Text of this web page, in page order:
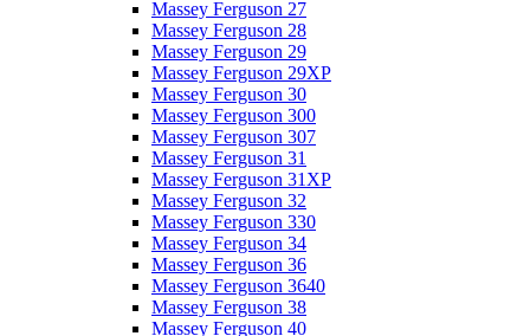
Massey Ferguson 27
Massey Ferguson 28
Massey Ferguson 29
Massey Ferguson 29XP
Massey Ferguson 30
Massey Ferguson 300
Massey Ferguson 307
Massey Ferguson 31
Massey Ferguson 31XP
Massey Ferguson 32
Massey Ferguson 330
Massey Ferguson 34
Massey Ferguson 36
Massey Ferguson 3640
Massey Ferguson 38
Massey Ferguson 40